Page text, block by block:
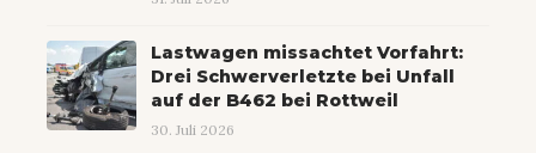
Lastwagen missachtet Vorfahrt:
Drei Schwerverletzte bei Unfall
auf der B462 bei Rottweil
30. Juli 2026